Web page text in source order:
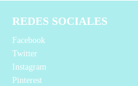
REDES SOCIALES
Facebook
Twitter
Instagram
Pinterest